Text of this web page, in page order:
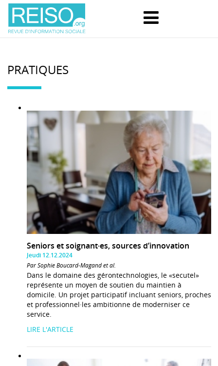
PRATIQUES
Seniors et soignant·es, sources d’innovation
Jeudi 12.12.2024
Par Sophie Boucard-Magand et al.
Dans le domaine des gérontechnologies, le «secutel»
représente un moyen de soutien du maintien à
domicile. Un projet participatif incluant seniors, proches
et professionnel·les ambitionne de moderniser ce
service.
LIRE L'ARTICLE